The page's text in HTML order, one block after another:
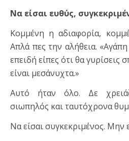
Να είσαι ευθύς,
Κομμένη η αδιαφορία,
Απλά πες την αλήθεια.
επειδή είπες ότι θα γυρίσεις
είναι μεσάνυχτα.»
Αυτό ήταν όλο. Δε
σιωπηλός και ταυτόχρονα
Να είσαι συγκεκριμένος. Μην